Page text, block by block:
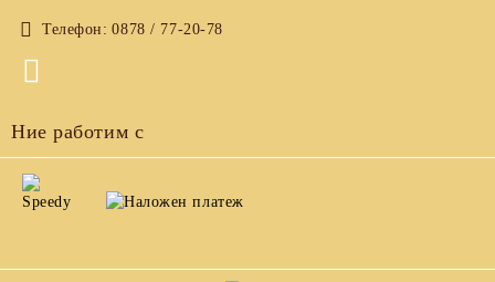
Телефон: 0878 / 77-20-78
Ние работим с